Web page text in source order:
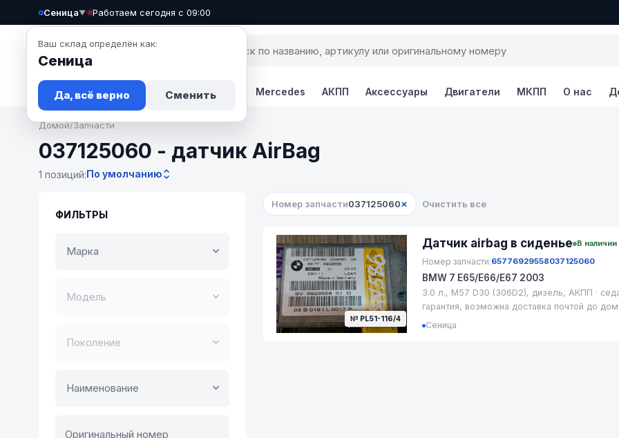
Сеница▼
Ваш склад определён как:
Сеница
Да, всё верно Сменить
· Работаем сегодня с 09:00
Запчасти Авто Новости Mercedes АКПП Аксессуары Двигатели МКПП О нас
Домой/Запчасти
037125060 - датчик AirBag
1 позиций:По умолчанию
ФИЛЬТРЫ
Марка
Модель
Поколение
Наименование
Номер запчасти037125060× Очистить все
№ PL51-116/4
Датчик airbag в сиденье В наличии
Номер запчасти:65776929558037125060
BMW 7 E65/E66/E67 2003
3.0 л., M57 D30 (306D2), дизель, АКПП ·
гарантия, возможна доставка почтой до
Сеница